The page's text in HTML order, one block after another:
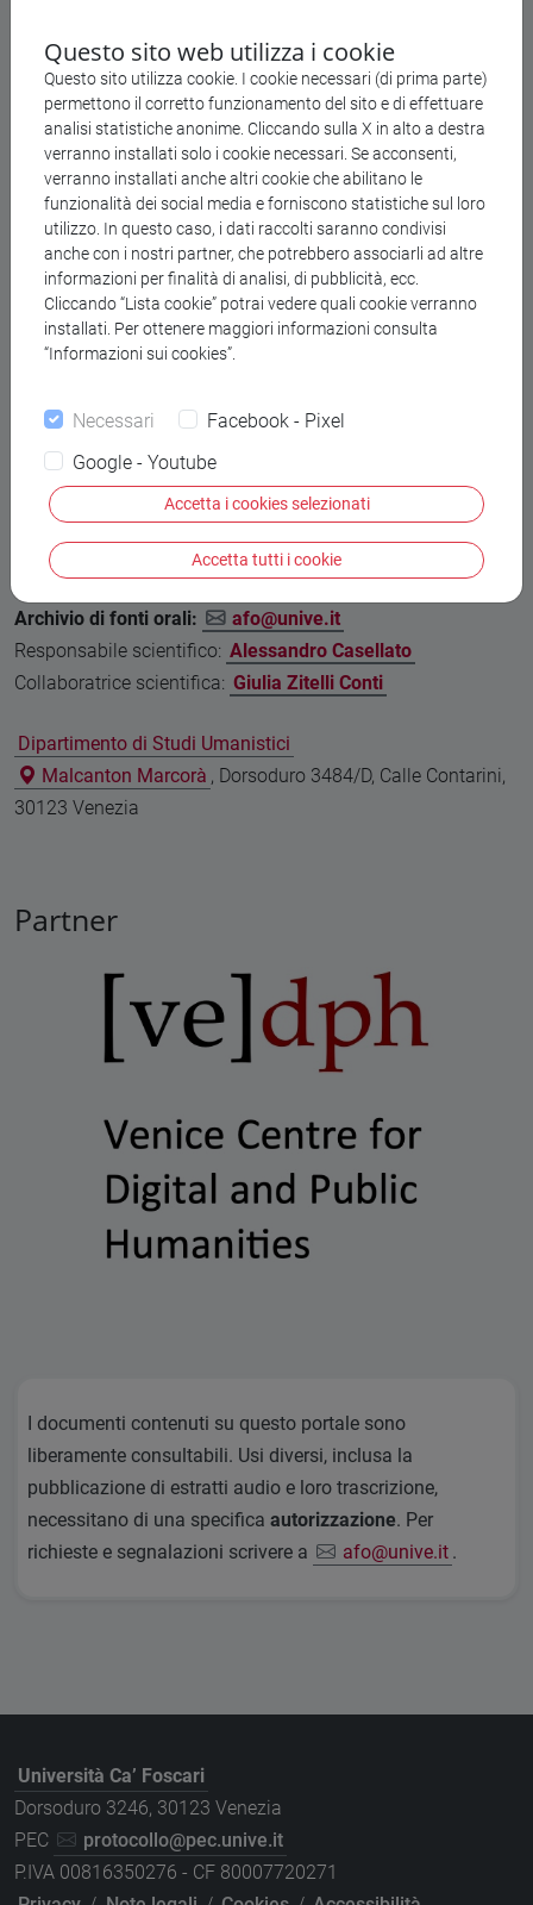
Contatti
Archivio di fonti orali:
afo@unive.it
Responsabile scientifico: Alessandro Casellato
Collaboratrice scientifica: Giulia Zitelli Conti
Dipartimento di Studi Umanistici
Malcanton Marcorà , Dorsoduro 3484/D, Calle Contarini,
30123 Venezia
Partner
I documenti contenuti su questo portale sono
liberamente consultabili. Usi diversi, inclusa la
pubblicazione di estratti audio e loro trascrizione,
necessitano di una specifica autorizzazione. Per
richieste e segnalazioni scrivere a
afo@unive.it .
Università Ca’ Foscari
Dorsoduro 3246, 30123 Venezia
PEC
protocollo@pec.unive.it
P.IVA 00816350276 - CF 80007720271
Questo sito web utilizza i cookie
Questo sito utilizza cookie. I cookie necessari (di prima parte)
permettono il corretto funzionamento del sito e di effettuare
analisi statistiche anonime. Cliccando sulla X in alto a destra
verranno installati solo i cookie necessari. Se acconsenti,
verranno installati anche altri cookie che abilitano le
funzionalità dei social media e forniscono statistiche sul loro
utilizzo. In questo caso, i dati raccolti saranno condivisi
anche con i nostri partner, che potrebbero associarli ad altre
informazioni per finalità di analisi, di pubblicità, ecc.
Cliccando “Lista cookie” potrai vedere quali cookie verranno
installati. Per ottenere maggiori informazioni consulta
“Informazioni sui cookies”.
Necessari
Facebook - Pixel
Google - Youtube
Accetta i cookies selezionati
Accetta tutti i cookie